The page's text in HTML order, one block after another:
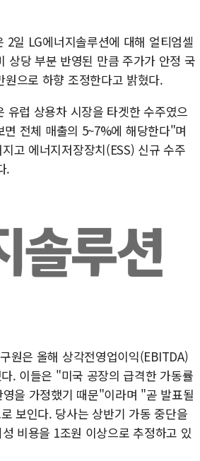
'화합' 꺼낸 김민석에 '뻔
일 LG에너지솔루션에 대해 얼티엄셀
당 부분 반영된 만큼 주가가 안정 국
으로 하향 조정한다고 밝혔다.​
럽 상용차 시장을 타겟한 수주였으
전체 매출의 5~7%에 해당한다"며
고 에너지저장장치(ESS) 신규 수주
.
원은 올해 상각전영업이익(EBITDA)
. 이들은 "미국 공장의 급격한 가동률
을 가정했기 때문"이라며 "곧 발표될
보인다. 당사는 상반기 가동 중단을
비용을 1조원 이상으로 추정하고 있